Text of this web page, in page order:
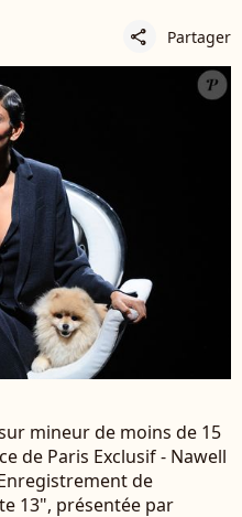
share Partager
mineur de moins de 15
de Paris Exclusif - Nawell
de
13", présentée par